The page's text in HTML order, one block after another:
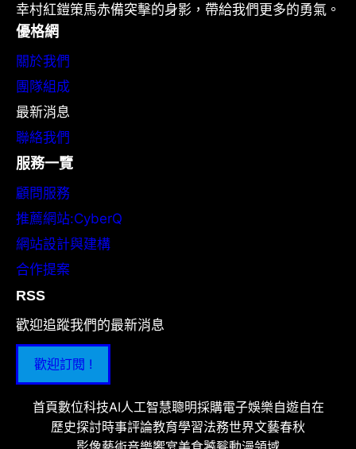
幸村紅鎧策馬赤備突擊的身影，帶給我們更多的勇氣。
優格網
關於我們
團隊組成
最新消息
聯絡我們
服務一覽
顧問服務
推薦網站:CyberQ
網站設計與建構
合作提案
RSS
歡迎追蹤我們的最新消息
歡迎訂閱 !
首頁數位科技AI人工智慧聰明採購電子娛樂自遊自在
歷史探討時事評論教育學習法務世界文藝春秋